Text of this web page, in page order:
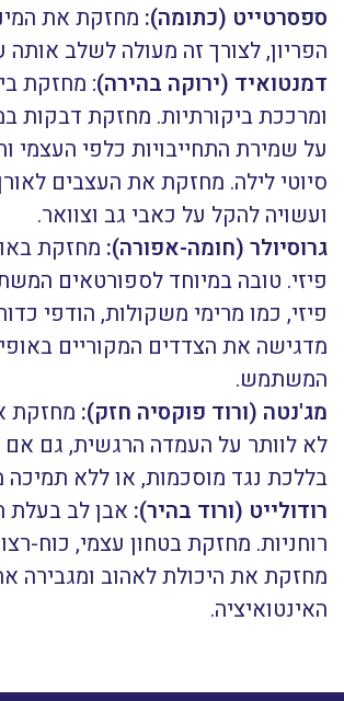
ספסרטייט (כתומה): מחזקת את
הפריון, לצורך זה מעולה לשלב אותה
דמנטואיד (ירוקה בהירה): מחזקת
ומרככת ביקורתיות. מחזקת דבקות
על שמירת התחייבויות כלפי העצמי
סיוטי לילה. מחזקת את העצבים
ועשויה להקל על כאבי גב וצוואר.
גרוסיולר (חומה-אפורה): מחזקת
פיזי. טובה במיוחד לספורטאים
פיזי, כמו מרימי משקולות, הודפי
מדגישה את הצדדים המקוריים
המשתמש.
מג'נטה (ורוד פוקסיה חזק): מחזקת
לא לוותר על העמדה הרגשית, גם אם
בללכת נגד מוסכמות, או ללא תמיכה
רודולייט (ורוד בהיר): אבן לב בעלת
רוחניות. מחזקת בטחון עצמי, כוח-
מחזקת את היכולת לאהוב ומגבירה
האינטואיציה.